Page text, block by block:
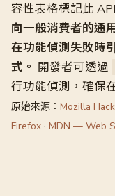
容性表格標記此
向一般消費者的通
在功能偵測失敗時
式。 開發者可透過
行功能偵測，確保
原始來源： Mozilla
Firefox · MDN — Web